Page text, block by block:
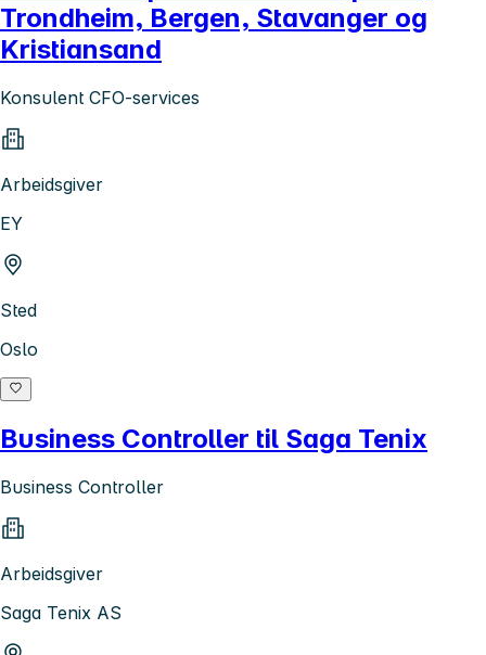
Trondheim, Bergen, Stavanger og
Kristiansand
Konsulent CFO-services
Arbeidsgiver
EY
Sted
Oslo
Business Controller til Saga Tenix
Business Controller
Arbeidsgiver
Saga Tenix AS